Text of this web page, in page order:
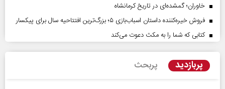
خاوران؛ گمشده‌ای در تاریخ کرمانشاه
فروش خیره‌کننده داستان اسباب‌بازی ۵؛ بزرگ‌ترین افتتاحیه سال برای پیکسار
کتابی که شما را به مکث دعوت می‌کند
پربازدید پربحث